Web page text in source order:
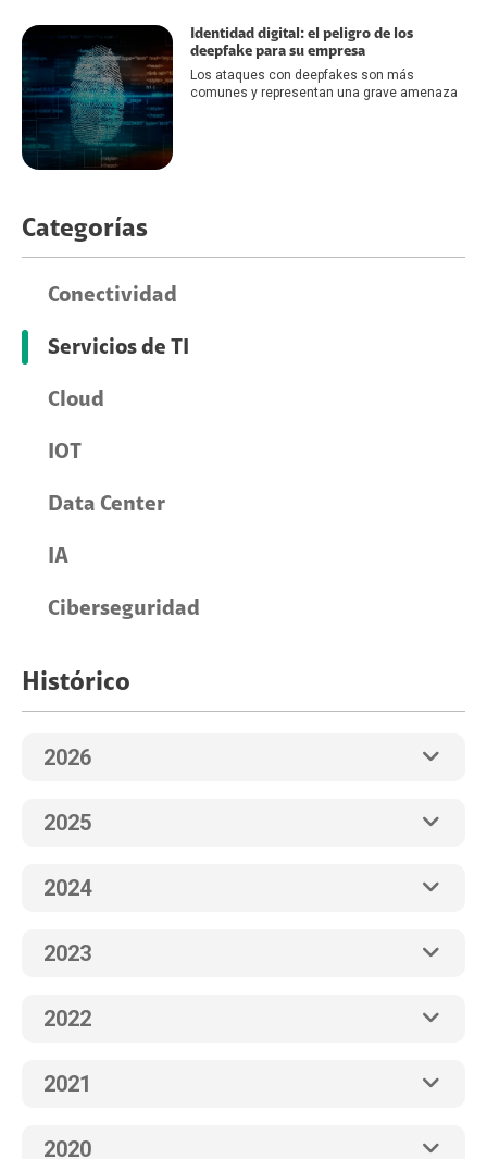
Identidad digital: el peligro de los
deepfake para su empresa
Los ataques con deepfakes son más
comunes y representan una grave amenaza
Categorías
Conectividad
Servicios de TI
Cloud
IOT
Data Center
IA
Ciberseguridad
Histórico
2026
2025
2024
2023
2022
2021
2020